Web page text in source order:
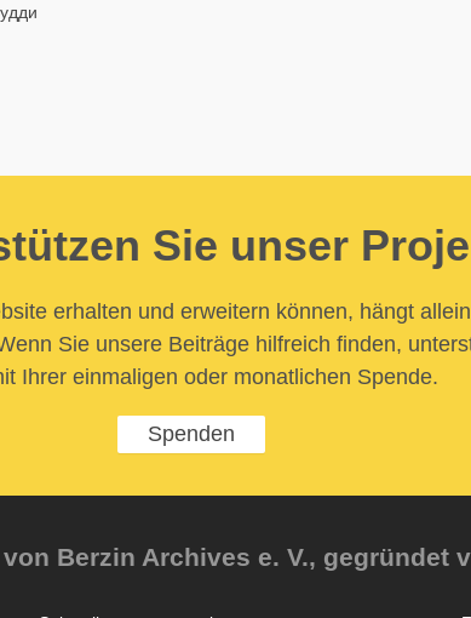
Sie unser
erhalten und erweitern können, hängt
Sie unsere Beiträge hilfreich finden,
Ihrer einmaligen oder monatlichen Spende.
Spenden
Berzin Archives e. V., gegründet